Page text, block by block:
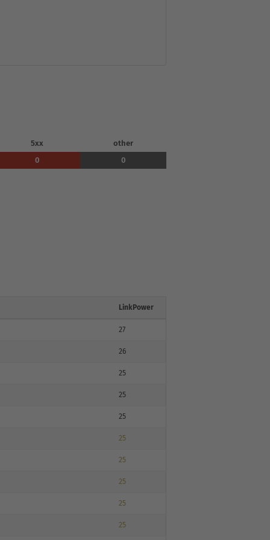
5xx
other
0 0
LinkPower
27
26
25
25
25
25
25
25
25
25